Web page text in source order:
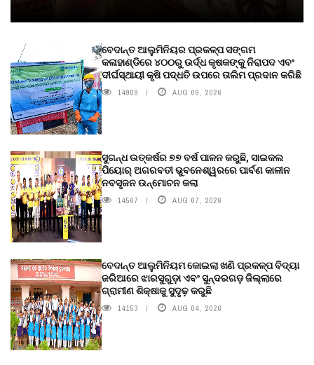
ବେଦାନ୍ତ ଆଲୁମିନିୟର ପ୍ରକଳ୍ପ ସଙ୍ଗମ
କଳାହାଣ୍ଡିରେ ୪୦୦ରୁ ଉର୍ଦ୍ଧ କୃଷକଙ୍କୁ ନିରାପଦ ଏବଂ
ଦୀର୍ଘସ୍ଥାୟୀ କୃଷି ପଦ୍ଧତି ଉପରେ ତାଲିମ ପ୍ରଦାନ କରିଛି
14909 AUG 09, 2026
ସୁଗନ୍ଧ ଉତ୍କର୍ଷର ୭୭ ବର୍ଷ ପାଳନ କରୁଛି, ସାଇକଲ
ପିୟୋର୍‌ ଅଗରବତୀ ଭୁବନେଶ୍ୱରରେ ପାର୍ବଣ କାଳୀନ
ନବସୃଜନ ଉନ୍ମୋଚନ କଲା
14567 AUG 07, 2026
ବେଦାନ୍ତ ଆଲୁମିନିୟମ କୋଇଲା ଖଣି ପ୍ରକଳ୍ପ ବିଦ୍ୟା
ଜରିଆରେ ଝାରସୁଗୁଡ଼ା ଏବଂ ସୁନ୍ଦରଗଡ଼ ଜିଲ୍ଲାରେ
ଗ୍ରାମୀଣ ଶିକ୍ଷାକୁ ସୁଦୃଢ଼ କରୁଛି
14153 AUG 04, 2026